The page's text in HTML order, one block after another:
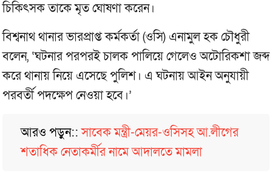
চিকিৎসক তাকে মৃত ঘোষণা করেন।
বিশ্বনাথ থানার ভারপ্রাপ্ত কর্মকর্তা (ওসি) এনামুল হক চৌধুরী
বলেন, ‘ঘটনার পরপরই চালক পালিয়ে গেলেও অটোরিকশা জব্দ
করে থানায় নিয়ে এসেছে পুলিশ। এ ঘটনায় আইন অনুযায়ী
পরবর্তী পদক্ষেপ নেওয়া হবে।’
আরও পড়ুন::সাবেক মন্ত্রী-মেয়র-ওসিসহ আ.লীগের
শতাধিক নেতাকর্মীর নামে আদালতে মামলা